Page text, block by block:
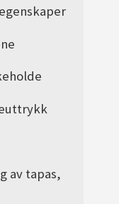
av tapas,